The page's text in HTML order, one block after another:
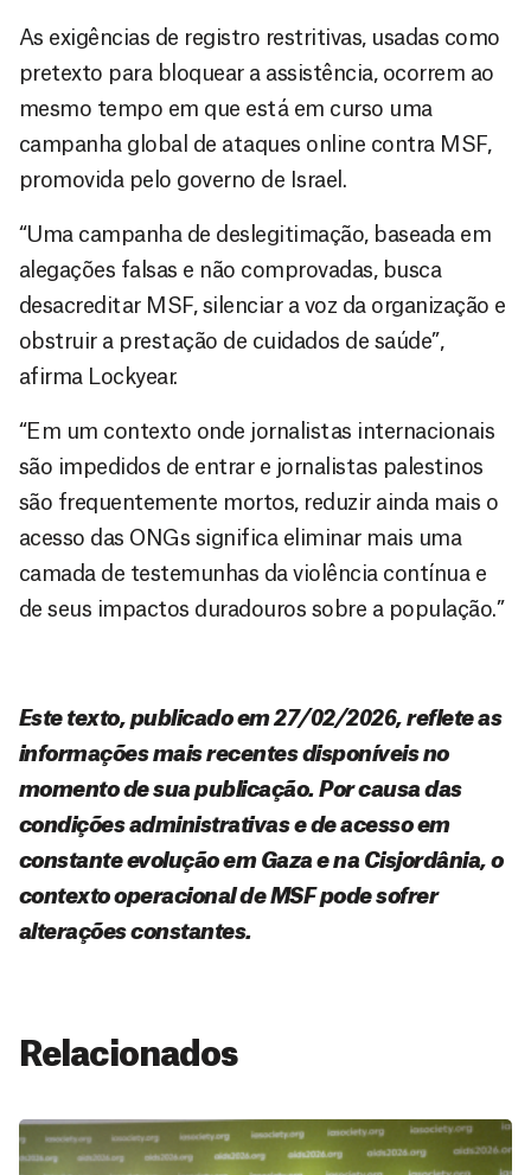
As exigências de registro restritivas, usadas como
pretexto para bloquear a assistência, ocorrem ao
mesmo tempo em que está em curso uma
campanha global de ataques online contra MSF,
promovida pelo governo de Israel.
“Uma campanha de deslegitimação, baseada em
alegações falsas e não comprovadas, busca
desacreditar MSF, silenciar a voz da organização e
obstruir a prestação de cuidados de saúde”,
afirma Lockyear.
“Em um contexto onde jornalistas internacionais
são impedidos de entrar e jornalistas palestinos
são frequentemente mortos, reduzir ainda mais o
acesso das ONGs significa eliminar mais uma
camada de testemunhas da violência contínua e
de seus impactos duradouros sobre a população.”
Este texto, publicado em 27/02/2026, reflete as
informações mais recentes disponíveis no
momento de sua publicação. Por causa das
condições administrativas e de acesso em
constante evolução em Gaza e na Cisjordânia, o
contexto operacional de MSF pode sofrer
alterações constantes.
Relacionados